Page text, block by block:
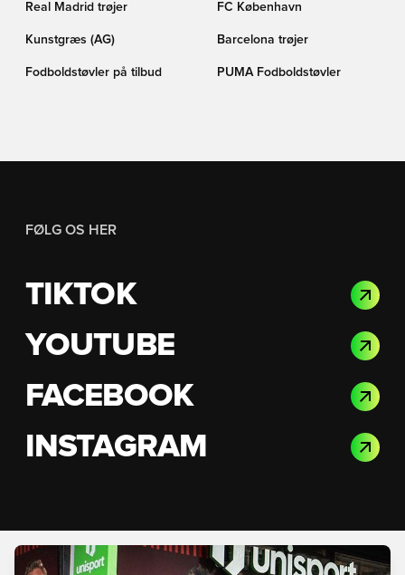
Real Madrid trøjer FC København
Kunstgræs (AG) Barcelona trøjer
Fodboldstøvler på tilbud PUMA Fodboldstøvler
FØLG OS HER
TIKTOK
YOUTUBE
FACEBOOK
INSTAGRAM